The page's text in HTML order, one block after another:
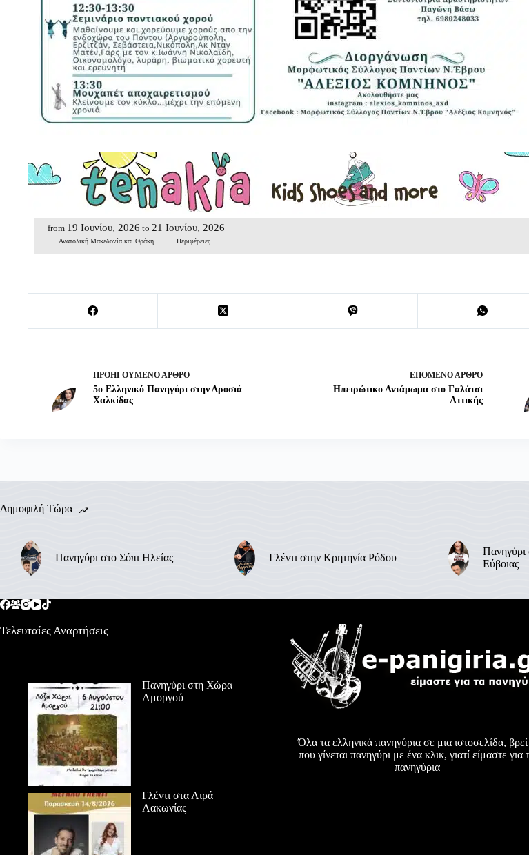
from 19 Ιουνίου, 2026 to 21 Ιουνίου, 2026
Ανατολική Μακεδονία και Θράκη Περιφέρειες
ΠΡΟΗΓΟΎΜΕΝΟΆΡΘΡΟ
5ο Ελληνικό Πανηγύρι στην Δροσιά
Χαλκίδας
ΕΠΌΜΕΝΟΆΡΘΡΟ
Ηπειρώτικο Αντάμωμα στο Γαλάτσι
Αττικής
Δημοφιλή Τώρα
Πανηγύρι στο Σόπι Ηλείας Γλέντι στην Κρητηνία Ρόδου
Πανηγύρι
Εύβοιας
Τελευταίες Αναρτήσεις
Πανηγύρι στη Χώρα
Αμοργού
Γλέντι στα Λιρά
Λακωνίας
Όλα τα ελληνικά πανηγύρια σε μια ιστοσελίδα,
που γίνεται πανηγύρι με ένα κλικ, γιατί είμαστε για
πανηγύρια